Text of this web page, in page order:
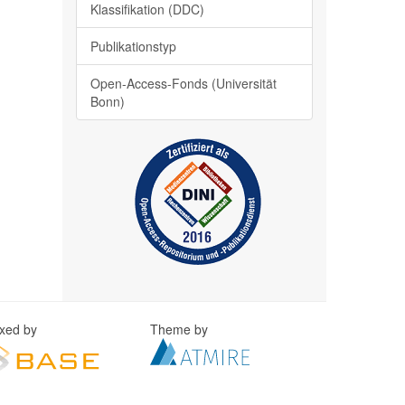
Klassifikation (DDC)
Publikationstyp
Open-Access-Fonds (Universität
Bonn)
by Theme by